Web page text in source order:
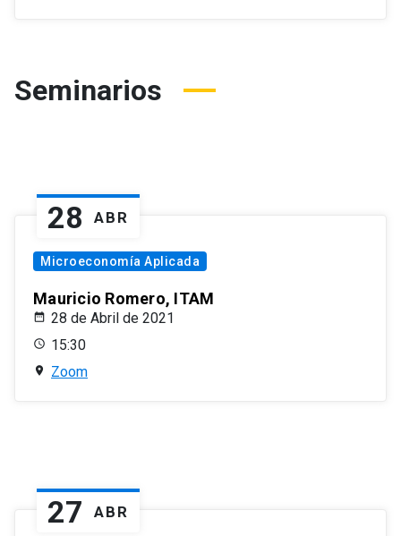
Seminarios
28 ABR
Microeconomía Aplicada
Mauricio Romero, ITAM
28 de Abril de 2021
15:30
Zoom
27 ABR